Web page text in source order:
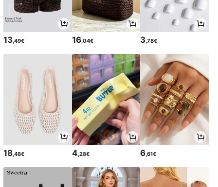
13,49€ 16,04€ 3,78€
18 ,48€ 4 ,28€ 6 ,61€